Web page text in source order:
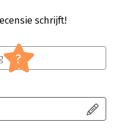
Lean Orange Belt wil
Management aan de
Solutions BV
schrijft!
?